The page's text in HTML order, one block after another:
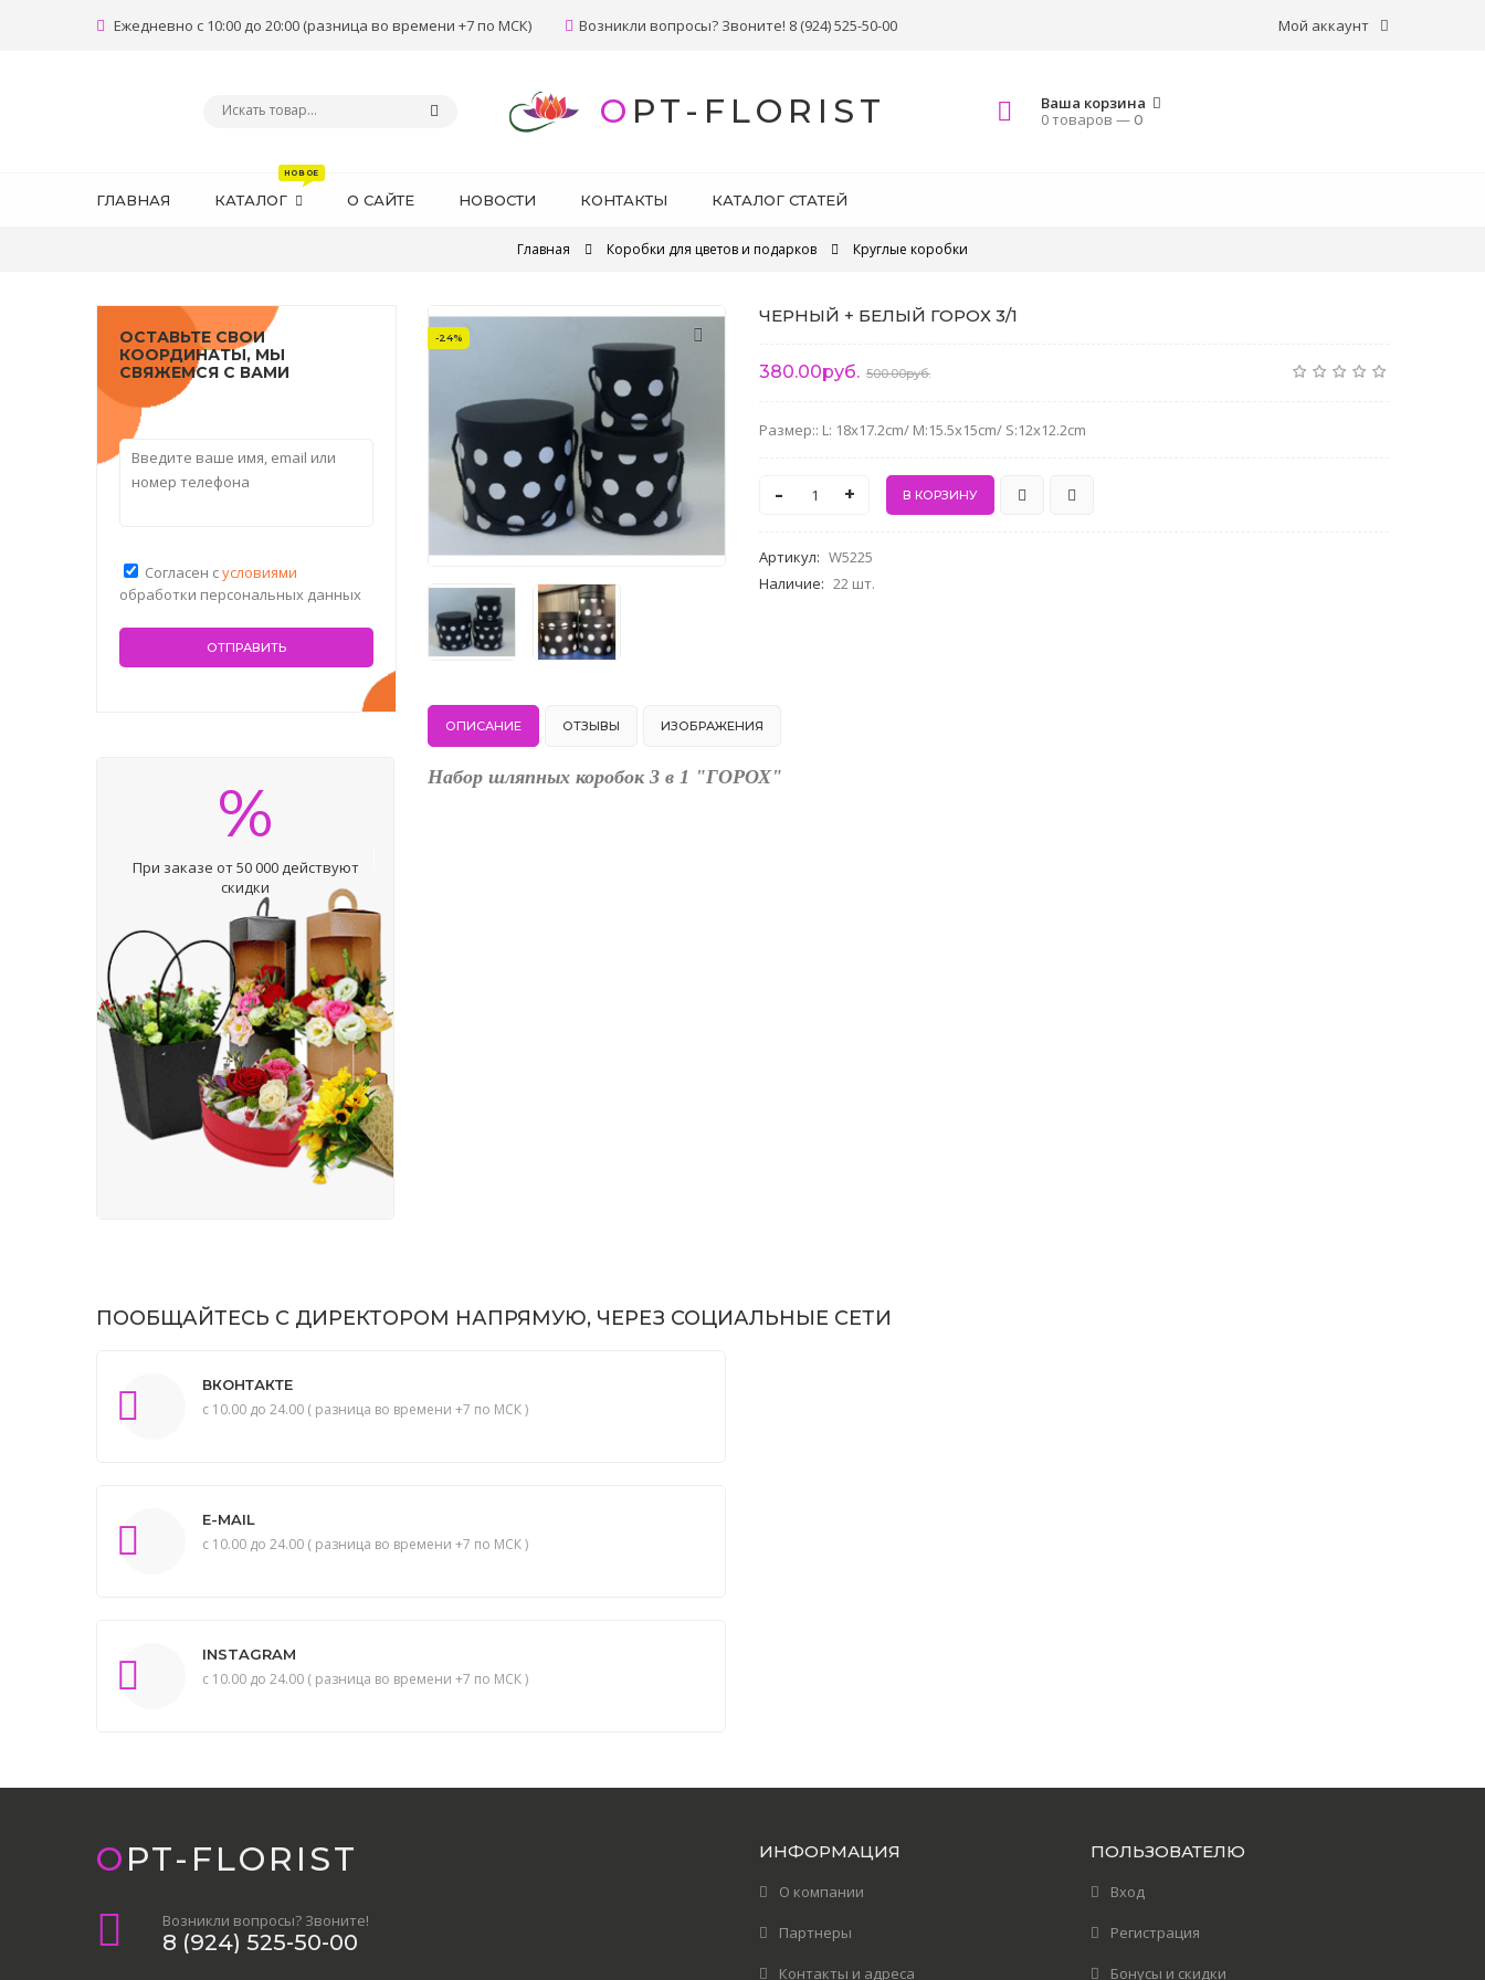
Мой аккаунт
Ежедневно с 10:00 до 20:00 (разница во времени +7 по МСК) Возникли вопросы? Звоните! 8 (924) 525-50-00
OPT-FLORIST
Ваша корзина
0 товаров —0
ГЛАВНАЯ КАТАЛОГ О САЙТЕ НОВОСТИ КОНТАКТЫ КАТАЛОГ СТАТЕЙ
Главная Коробки для цветов и подарков Круглые коробки
-24%
ЧЕРНЫЙ + БЕЛЫЙ ГОРОХ 3/1
380.00руб. 500.00руб.
Размер:: L: 18x17.2cm/ M:15.5x15cm/ S:12x12.2cm
- +
Артикул: W5225
Наличие: 22 шт.
ОПИСАНИЕ ОТЗЫВЫ ИЗОБРАЖЕНИЯ
Набор шляпных коробок 3 в 1 "ГОРОХ"
ОСТАВЬТЕ СВОИ
КООРДИНАТЫ, МЫ
СВЯЖЕМСЯ С ВАМИ
Согласен сусловиями
обработки персональных данных
%
При заказе от 50 000 действуют
скидки
ПООБЩАЙТЕСЬ С ДИРЕКТОРОМ НАПРЯМУЮ, ЧЕРЕЗ СОЦИАЛЬНЫЕ СЕТИ
ВКОНТАКТЕ
с 10.00 до 24.00 ( разница во времени +7 по МСК )
E-MAIL
с 10.00 до 24.00 ( разница во времени +7 по МСК )
INSTAGRAM
с 10.00 до 24.00 ( разница во времени +7 по МСК )
OPT-FLORIST
Возникли вопросы? Звоните!
8 (924) 525-50-00
ИНФОРМАЦИЯ
О компании
Партнеры
Контакты и адреса
ПОЛЬЗОВАТЕЛЮ
Вход
Регистрация
Бонусы и скидки